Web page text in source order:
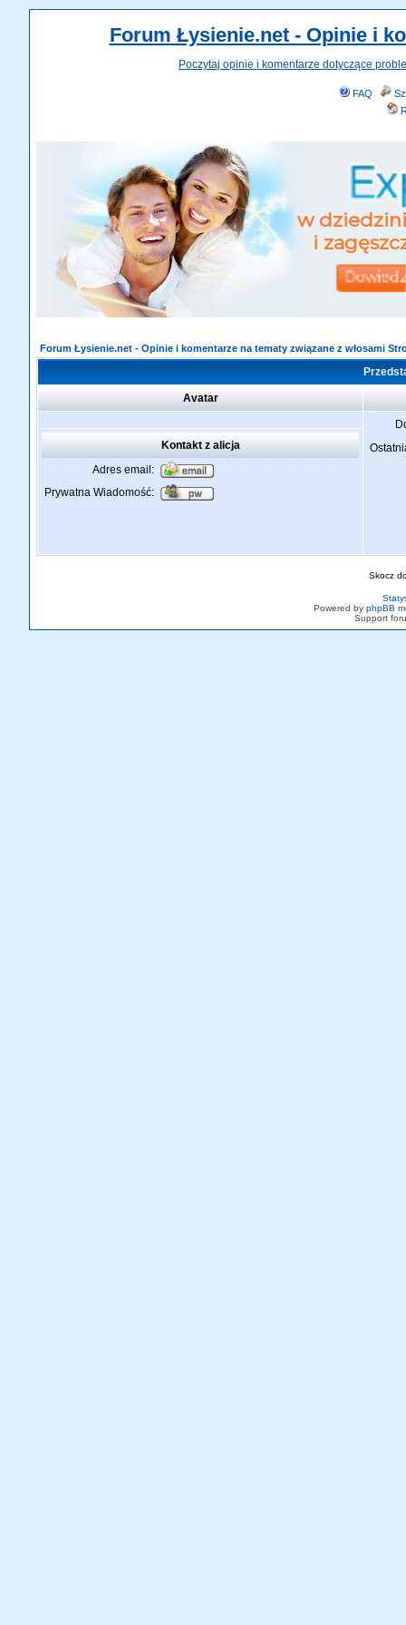
Forum Łysienie.net - Opinie i
Poczytaj opinie i komentarze dotyczące
FAQ
Forum Łysienie.net - Opinie i komentarze na tematy związane z włosami
Avatar
Kontakt z alicja
Adres email:
Prywatna Wiadomość:
Skocz
Powered by phpBB
Support